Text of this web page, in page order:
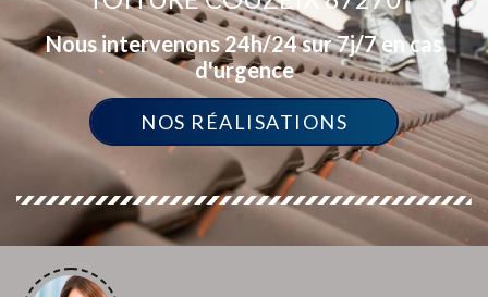
Nous intervenons 24h/24 sur 7j/7 en cas
d'urgence
NOS RÉALISATIONS